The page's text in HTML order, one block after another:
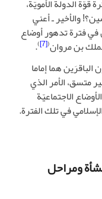
الدولة الأمويّة،
والأخير ـ أعني
في فترة تدهور أوضاع
بن مروان(
[7]
)
.
هما إماما
متسق، الأمر الذي
الاجتماعيّة
في تلك الفترة.
ومراحل